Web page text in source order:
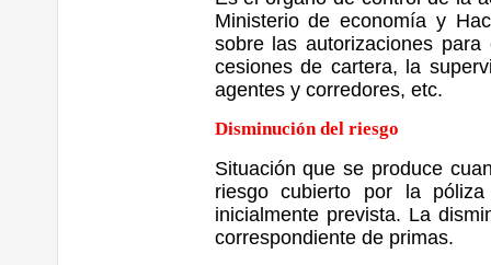
Ministerio de economía y
sobre las autorizaciones
cesiones de cartera, la
agentes y corredores, etc.
Disminución del riesgo
Situación que se produce
riesgo cubierto por la
inicialmente prevista. La
correspondiente de primas.